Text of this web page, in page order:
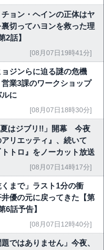
チョン・ヘインの正体はヤ
切ってハヨンを救った理
2話】
[08月07日19時41分]
ョジンらに迫る謎の危機
営業3課のワークショップ
に
[08月07日18時30分]
はジブリ!!」開幕 今夜
アリエッティ』、続いて
トトロ』をノーカット放送
[08月07日14時17分]
くまで」ラスト1分の衝
優の元に戻ってきた【第
6話予告】
[08月07日12時40分]
題ではありません」今夜、